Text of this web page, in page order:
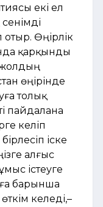
екі ел
Өңірлік
қарқынды
жолдың
өңірінде
толық
пайдалана
келіп
іске
алғыс
істеуге
барынша
келеді,–